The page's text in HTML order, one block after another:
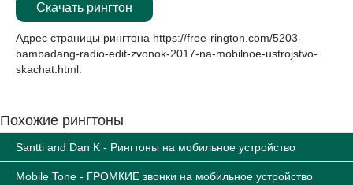
Скачать рингтон
Адрес страницы рингтона https://free-rington.com/5203-
bambadang-radio-edit-zvonok-2017-na-mobilnoe-ustrojstvo-
skachat.html
Похожие рингтоны
Santti and Dan K - Рингтоны на мобильное устройство
Mobile Tone - ГРОМКИЕ звонки на мобильное устройство